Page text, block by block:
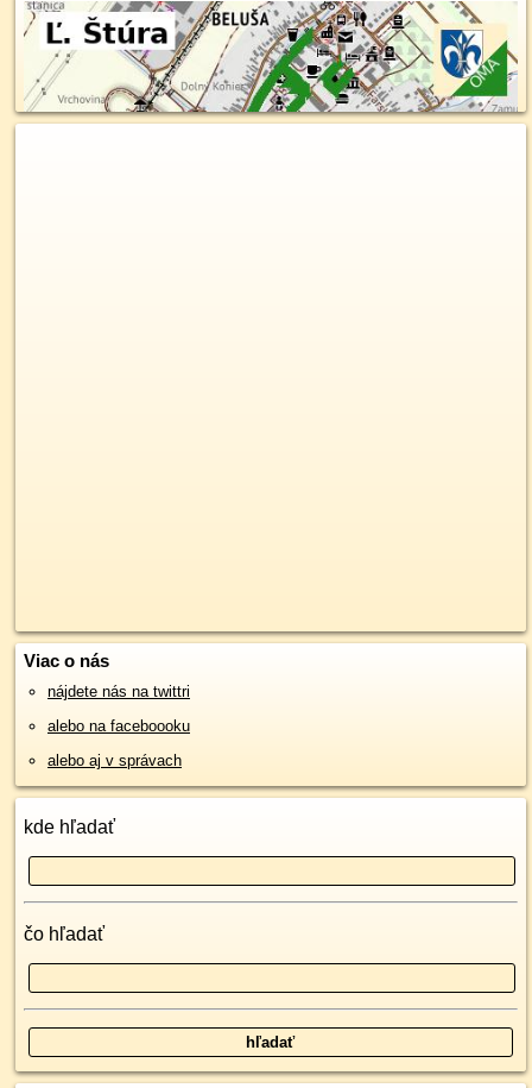
Viac o nás
nájdete nás na twittri
alebo na faceboooku
alebo aj v správach
kde hľadať
čo hľadať